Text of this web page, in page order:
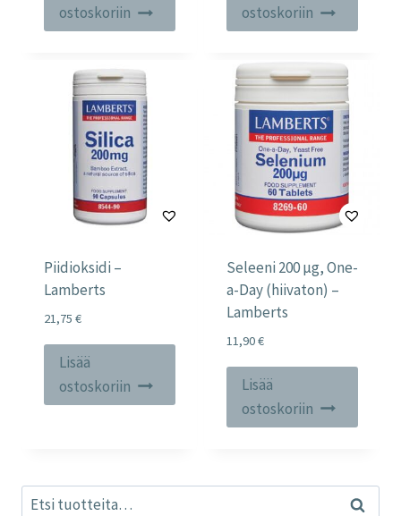
ostoskoriin
ostoskoriin
Piidioksidi –
Lamberts
21,75 €
Lisää
ostoskoriin
Seleeni 200 µg, One-
a-Day (hiivaton) –
Lamberts
11,90€
Lisää
ostoskoriin
Etsi: Haku